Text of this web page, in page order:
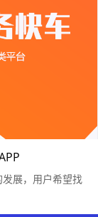
展，用户希望找